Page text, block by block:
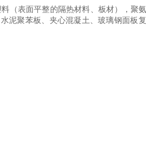
（表面平整的隔热材料、板材），聚氨
泥聚苯板、夹心混凝土、玻璃钢面板